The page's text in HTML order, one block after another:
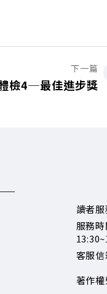
下一篇
檢4─最佳進步獎
讀者
服務
客服
著作